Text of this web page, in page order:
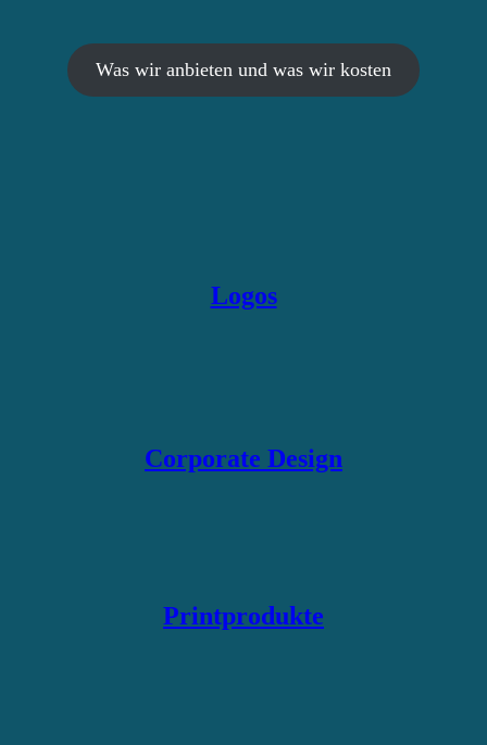
Was wir anbieten und was wir kosten
Logos
Corporate Design
Printprodukte